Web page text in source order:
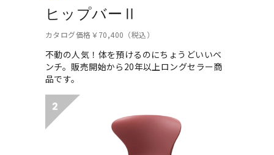
ヒップバーⅡ
カタログ価格￥70,400（税込）
不動の人気！体を預けるのにちょうどいいベ
ンチ。販売開始から20年以上ロングセラー商
品です。